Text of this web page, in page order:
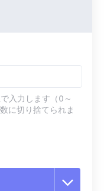
入力します（0～
に切り捨てられま